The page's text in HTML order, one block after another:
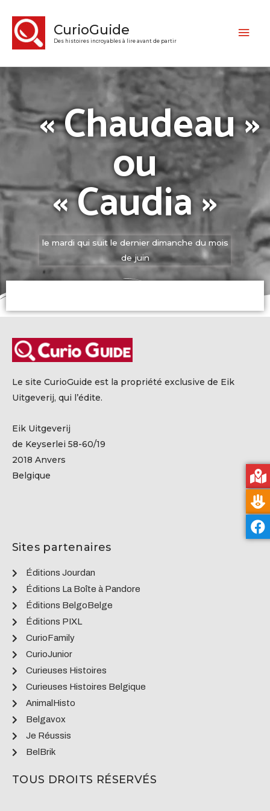
CurioGuide
Des histoires incroyables à lire avant de partir
« Chaudeau »
ou
« Caudia »
le mardi qui suit le dernier dimanche du mois
de juin
Le site CurioGuide est la propriété exclusive de Eik
Uitgeverij, qui l’édite.
Eik Uitgeverij
de Keyserlei 58-60/19
2018 Anvers
Belgique
Sites partenaires
Éditions Jourdan
Éditions La Boîte à Pandore
Éditions BelgoBelge
Éditions PIXL
CurioFamily
CurioJunior
Curieuses Histoires
Curieuses Histoires Belgique
AnimalHisto
Belgavox
Je Réussis
BelBrik
TOUS DROITS RÉSERVÉS